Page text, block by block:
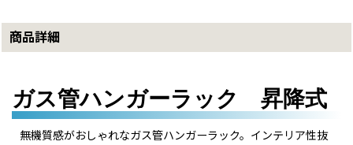
商品詳細
ガス管ハンガーラック 昇降式
無機質感がおしゃれなガス管ハンガーラック。インテリア性抜